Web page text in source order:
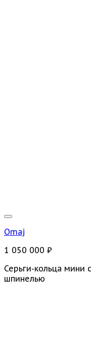
Omaj
1 050 000 ₽
Серьги-кольца мини
шпинелью